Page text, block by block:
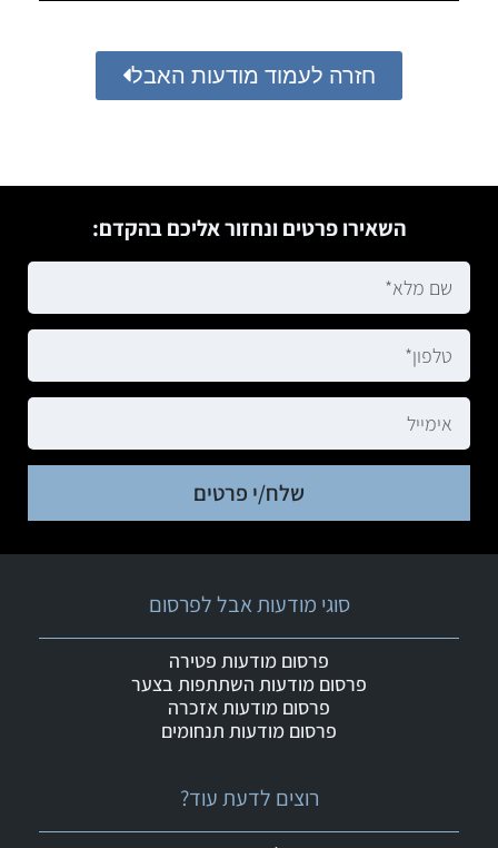
חזרה לעמוד מודעות האבל
השאירו פרטים ונחזור אליכם בהקדם:
שלח/י פרטים
רוצים לדעת עוד?
סוגי מודעות אבל לפרסום
פרסום מודעות פטירה
פרסום מודעות השתתפות בצער
פרסום מודעות אזכרה
פרסום מודעות תנחומים